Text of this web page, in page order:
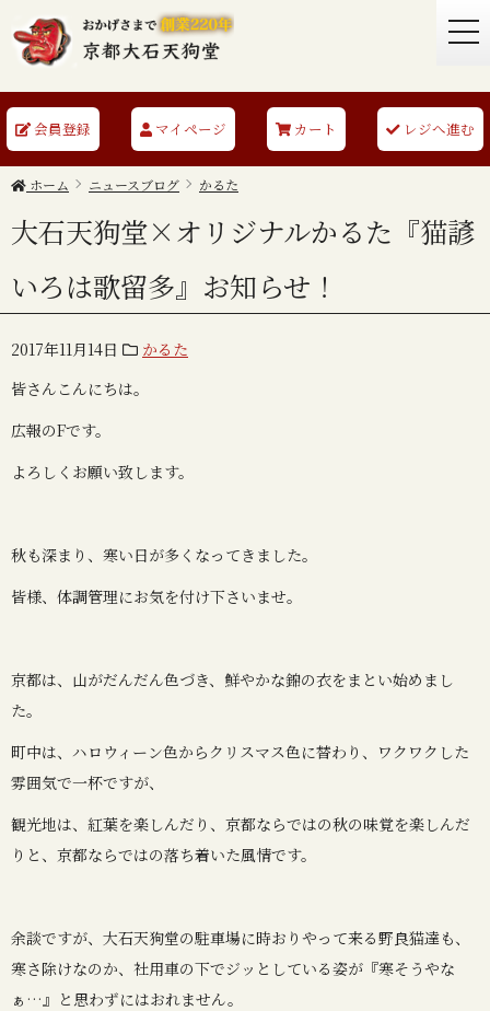
会員登録 マイページ カート レジへ進む
ホーム ニュースブログ かるた
大石天狗堂×オリジナルかるた『猫諺
いろは歌留多』お知らせ！
2017年11月14日
かるた
皆さんこんにちは。
広報のFです。
よろしくお願い致します。
秋も深まり、寒い日が多くなってきました。
皆様、体調管理にお気を付け下さいませ。
京都は、山がだんだん色づき、鮮やかな錦の衣をまとい始めまし
た。
町中は、ハロウィーン色からクリスマス色に替わり、ワクワクした
雰囲気で一杯ですが、
観光地は、紅葉を楽しんだり、京都ならではの秋の味覚を楽しんだ
りと、京都ならではの落ち着いた風情です。
余談ですが、大石天狗堂の駐車場に時おりやって来る野良猫達も、
寒さ除けなのか、社用車の下でジッとしている姿が『寒そうやな
ぁ…』と思わずにはおれません。